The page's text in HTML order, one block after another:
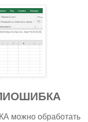
можно обработать